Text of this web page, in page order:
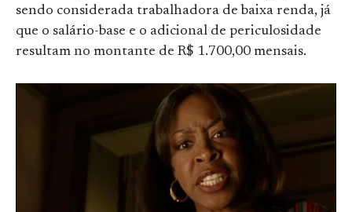
sendo considerada trabalhadora de baixa renda, já
que o salário-base e o adicional de periculosidade
resultam no montante de R$ 1.700,00 mensais.